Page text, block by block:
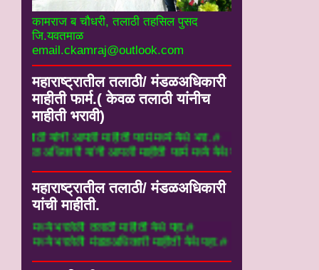
कामराज ब चौधरी, तलाठी तहसिल पुसद
जि.यवतमाळ
email.ckamraj@outlook.com
महाराष्ट्रातील तलाठी/ मंडळअधिकारी
माहीती फार्म.( केवळ तलाठी यांनीच
माहीती भरावी)
==>#तलाठी यांनी आपली माहीती फार्म मध्ये येथे भरा.#
==>#मंडळ अधिकारी यांनी आपली माहीती फार्म मध्ये येथे
महाराष्ट्रातील तलाठी/ मंडळअधिकारी
यांची माहीती.
तलाठी माहीती येथे पहा.#
मंडळअधिकारी माहीती येथे पहा.#